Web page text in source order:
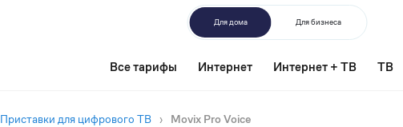
Для дома Для бизнеса
Все тарифы Интернет Интернет + ТВ ТВ
Приставки для цифрового ТВ › Movix Pro Voice